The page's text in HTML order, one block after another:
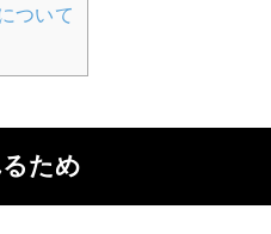
ついて
ため